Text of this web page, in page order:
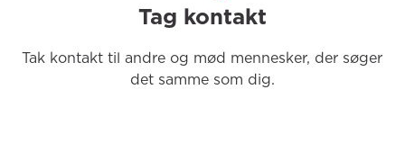
Tag kontakt
Tak kontakt til andre og mød mennesker, der søger
det samme som dig.